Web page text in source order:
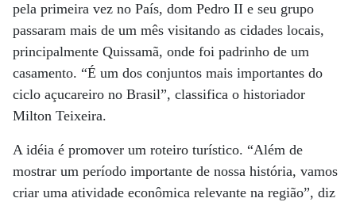
pela primeira vez no País, dom Pedro II e seu grupo
passaram mais de um mês visitando as cidades locais,
principalmente Quissamã, onde foi padrinho de um
casamento. “É um dos conjuntos mais importantes do
ciclo açucareiro no Brasil”, classifica o historiador
Milton Teixeira.
A idéia é promover um roteiro turístico. “Além de
mostrar um período importante de nossa história, vamos
criar uma atividade econômica relevante na região”, diz